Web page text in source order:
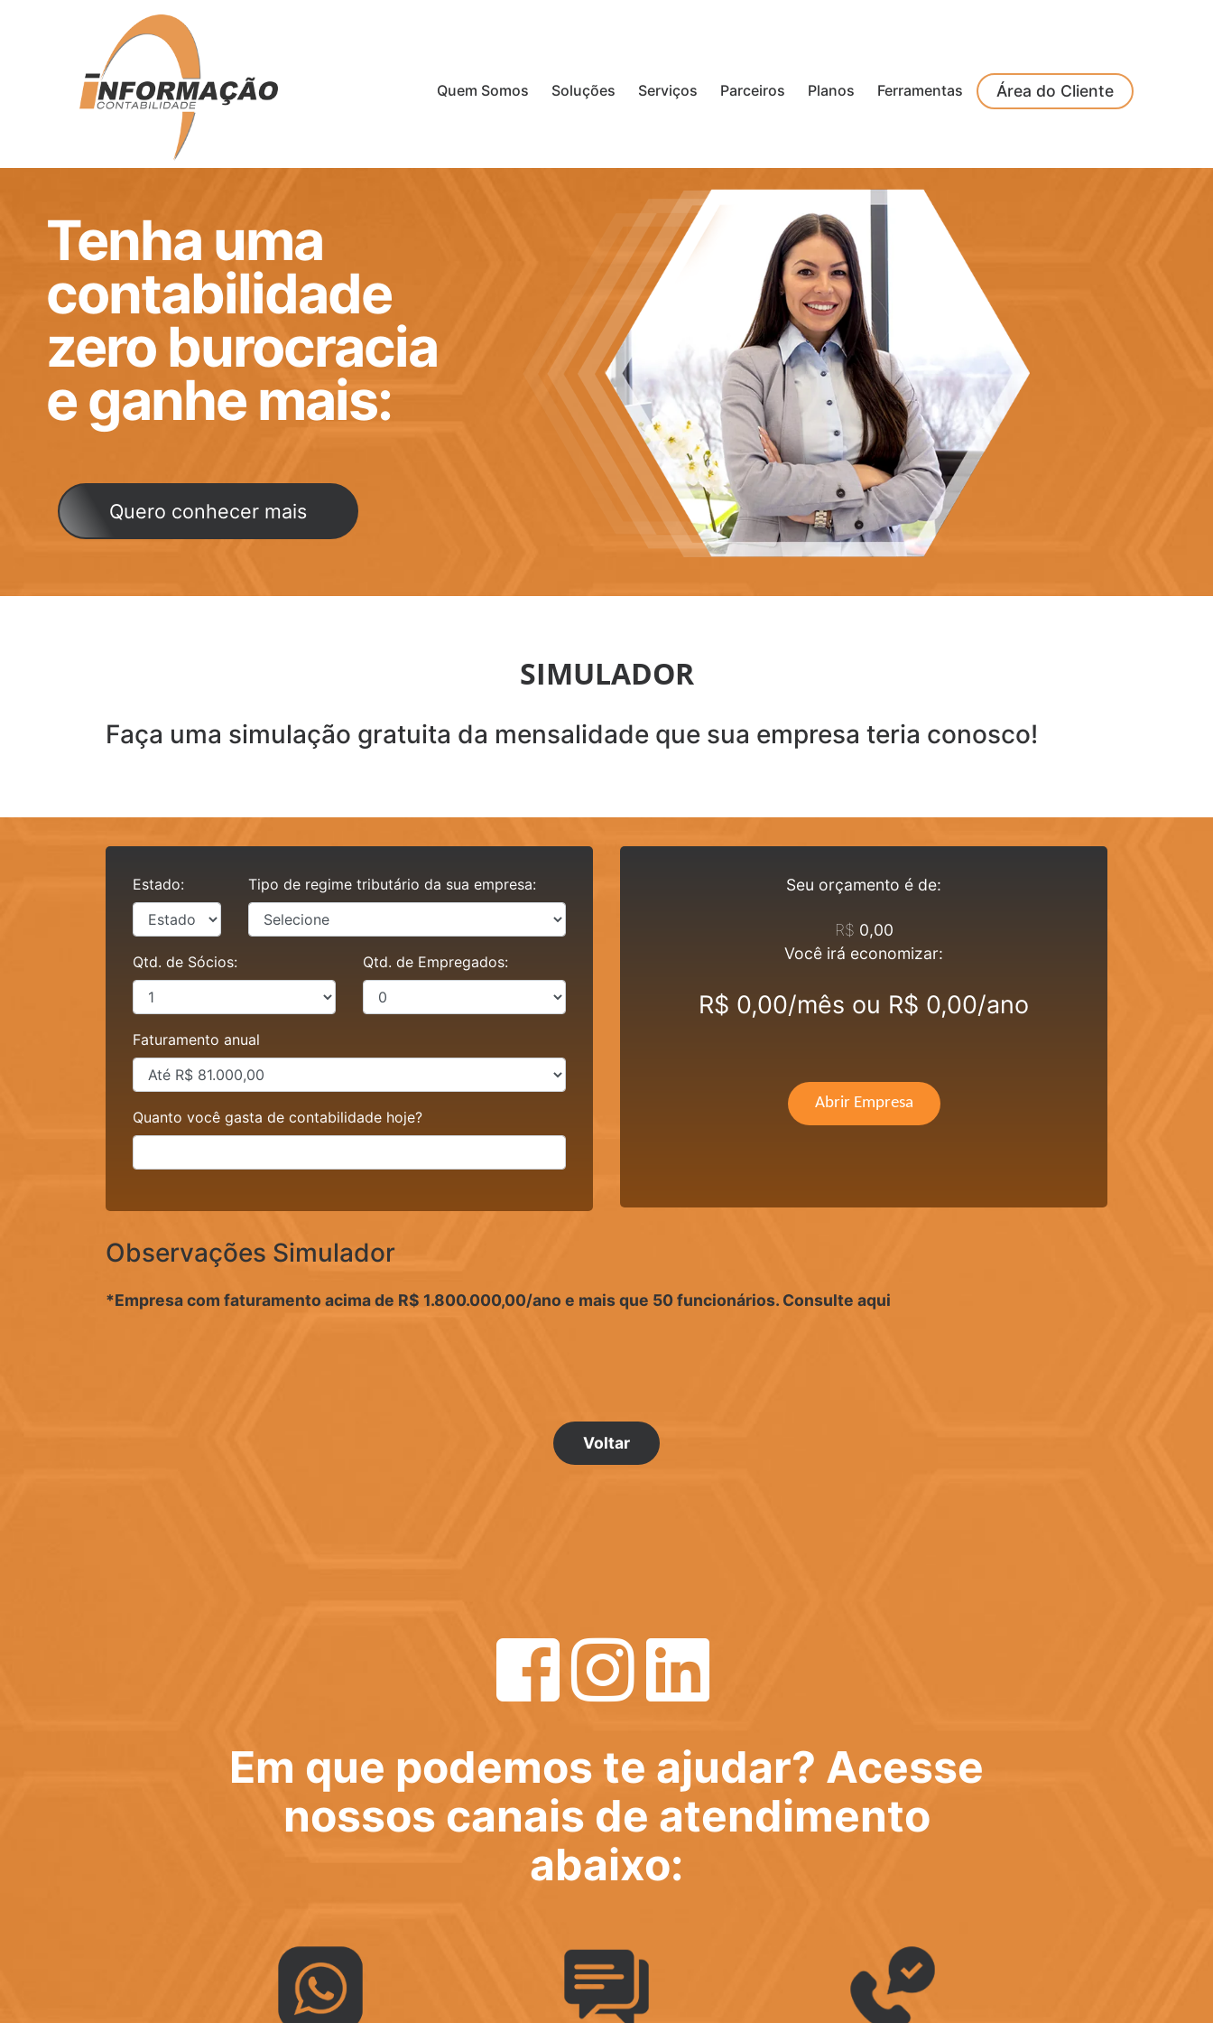
Quem Somos Soluções Serviços Parceiros Planos Ferramentas Área do Cliente
Tenha uma
contabilidade
zero burocracia
e ganhe mais:
Quero conhecer mais
SIMULADOR
Faça uma simulação gratuita da mensalidade que sua empresa teria conosco!
Estado: Tipo de regime tributário da sua empresa:
Qtd. de Sócios: Qtd. de Empregados:
Faturamento anual
Quanto você gasta de contabilidade hoje?
Seu orçamento é de:
R$ 0,00
Você irá economizar:
R$ 0,00/mês ou R$ 0,00/ano
Abrir Empresa
Observações Simulador
*Empresa com faturamento acima de R$ 1.800.000,00/ano e mais que 50 funcionários. Consulte aqui
Voltar
Em que podemos te ajudar? Acesse
nossos canais de atendimento
abaixo: